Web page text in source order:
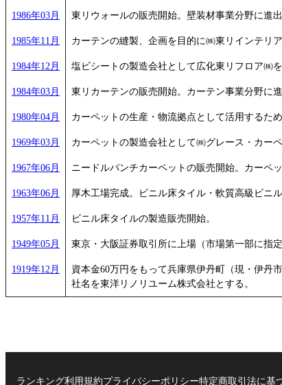
1986年03月 東リウォールの販売開始。壁装材事業分野に進出
1985年11月 カーテンの縫製、企画を目的に㈱東リインテリ
1984年12月 塩ビシートの製造会社として広化東リフロア㈱
1984年03月 東リカーテンの販売開始。カーテン事業分野に進
1980年04月 カーペットの生産・物流拠点として活用するた
1969年03月 カーペットの製造会社として㈱グレース・カー
1967年06月 ニードルパンチカーペットの販売開始。カーペ
1963年06月 厚木工場完成。ビニル床タイル・軟質高級ビニ
1957年11月 ビニル床タイルの製造販売開始。
1949年05月 東京・大阪証券取引所に上場（市場第一部に指定
1919年12月
資本金60万円をもって兵庫県伊丹町（現・伊丹
社名を東洋リノリユーム株式会社とする。
ランキング利用規約プライバシーポリシー特定商取引法に基